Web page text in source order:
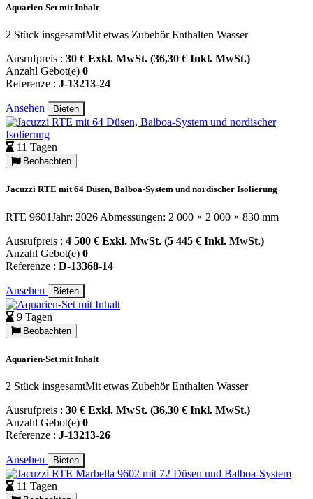
Aquarien-Set mit Inhalt
2 Stück insgesamtMit etwas Zubehör Enthalten Wasser
Ausrufpreis : 30 € Exkl. MwSt. (36,30 € Inkl. MwSt.)
Anzahl Gebot(e) 0
Referenze : J-13213-24
Ansehen Bieten
11 Tagen
Beobachten
Jacuzzi RTE mit 64 Düsen, Balboa-System und nordischer Isolierung
RTE 9601Jahr: 2026 Abmessungen: 2 000 × 2 000 × 830 mm
Ausrufpreis : 4 500 € Exkl. MwSt. (5 445 € Inkl. MwSt.)
Anzahl Gebot(e) 0
Referenze : D-13368-14
Ansehen Bieten
9 Tagen
Beobachten
Aquarien-Set mit Inhalt
2 Stück insgesamtMit etwas Zubehör Enthalten Wasser
Ausrufpreis : 30 € Exkl. MwSt. (36,30 € Inkl. MwSt.)
Anzahl Gebot(e) 0
Referenze : J-13213-26
Ansehen Bieten
11 Tagen